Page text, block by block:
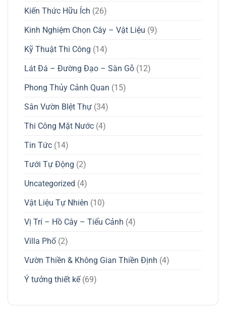
Kiến Thức Hữu Ích (26)
Kinh Nghiệm Chọn Cây – Vật Liệu (9)
Kỹ Thuật Thi Công (14)
Lát Đá – Đường Đạo – Sàn Gỗ (12)
Phong Thủy Cảnh Quan (15)
Sân Vườn BIệt Thự (34)
Thi Công Mặt Nước (4)
Tin Tức (14)
Tưới Tự Động (2)
Uncategorized (4)
Vật Liệu Tự Nhiên (10)
Vị Trí – Hồ Cây – Tiểu Cảnh (4)
Villa Phố(2)
Vườn Thiền & Không Gian Thiền Định (4)
Ý tưởng thiết kế(69)